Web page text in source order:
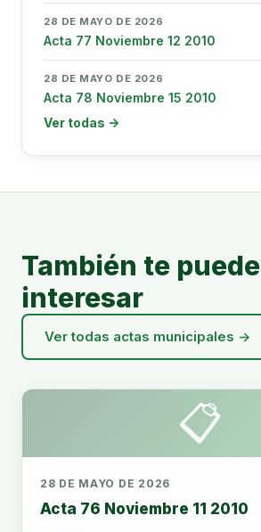
28 DE MAYO DE 2026
Acta 77 Noviembre 12 2010
28 DE MAYO DE 2026
Acta 78 Noviembre 15 2010
Ver todas →
También te puede
interesar
Ver todas actas municipales →
📋
28 DE MAYO DE 2026
Acta 76 Noviembre 11 2010